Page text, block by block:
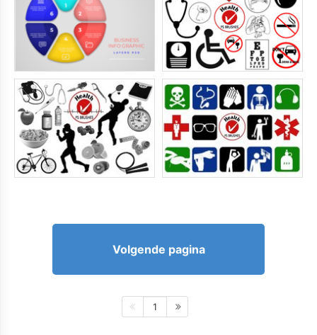
Volgende pagina
1